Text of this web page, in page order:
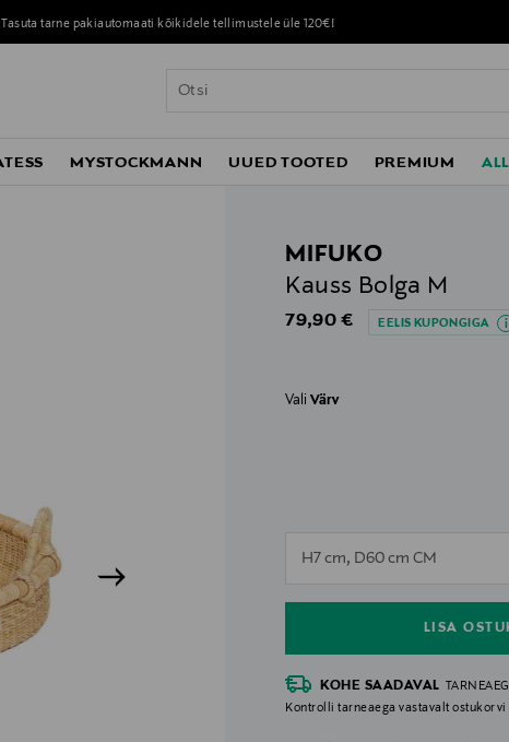
Tasuta tarne pakiautomaati kõikidele tellimustele üle 120€!
MYSTOCKMANN UUED TOOTED PREMIUM
MIFUKO
Kauss Bolga M
Original Price
79,90 € EELIS KUPONGIGA
ValiVärv
H7 cm, D60 cm CM
LISA
KOHE SAADAVAL
Kontrolli tarneaega vastavalt